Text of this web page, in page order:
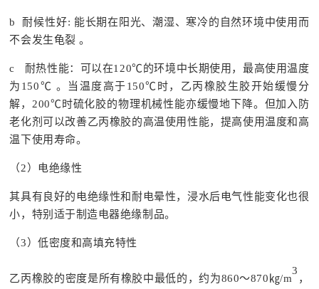
b 耐候性好: 能长期在阳光、潮湿、寒冷的自然环境中使用而
不会发生龟裂 。
c 耐热性能：可以在120℃的环境中长期使用，最高使用温度
为150℃ 。当温度高于150℃时，乙丙橡胶生胶开始缓慢分
解，200℃时硫化胶的物理机械性能亦缓慢地下降。但加入防
老化剂可以改善乙丙橡胶的高温使用性能，提高使用温度和高
温下使用寿命。
（2）电绝缘性
其具有良好的电绝缘性和耐电晕性，浸水后电气性能变化也很
小，特别适于制造电器绝缘制品。
（3）低密度和高填充特性
乙丙橡胶的密度是所有橡胶中最低的，约为860～870㎏/m
3
，